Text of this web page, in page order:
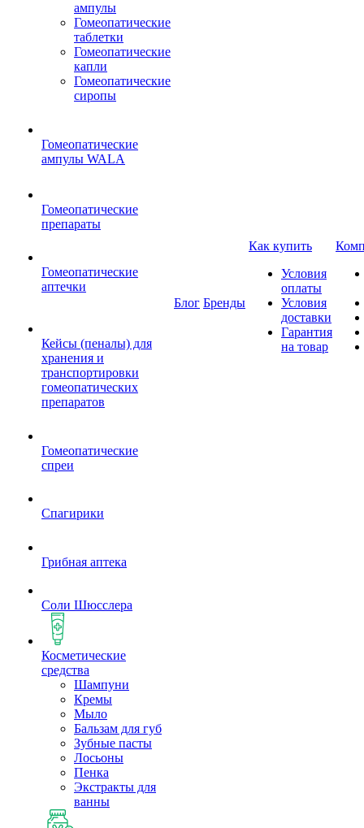
ампулы
Гомеопатические
таблетки
Гомеопатические
капли
Гомеопатические
сиропы
Гомеопатические
ампулы WALA
Гомеопатические
препараты
Гомеопатические
аптечки
Кейсы (пеналы) для
хранения и
транспортировки
гомеопатических
препаратов
Гомеопатические
спреи
Спагирики
Грибная аптека
Соли Шюсслера
Косметические
средства
Шампуни
Кремы
Мыло
Бальзам для губ
Зубные пасты
Лосьоны
Пенка
Экстракты для
ванны
Блог Бренды
Как купить
Условия
оплаты
Условия
доставки
Гарантия
на товар